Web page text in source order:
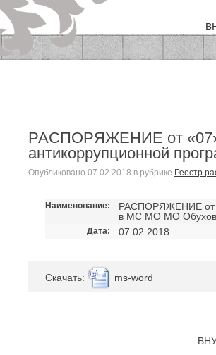
РАСПОРЯЖЕНИЕ от «07»
антикоррупционной
Опубликовано 07.02.2018 в рубрике Реестр
Наименование:
РАСПОРЯЖЕНИЕ от
в МС МО МО
Дата: 07.02.2018
Cкачать: ms-word